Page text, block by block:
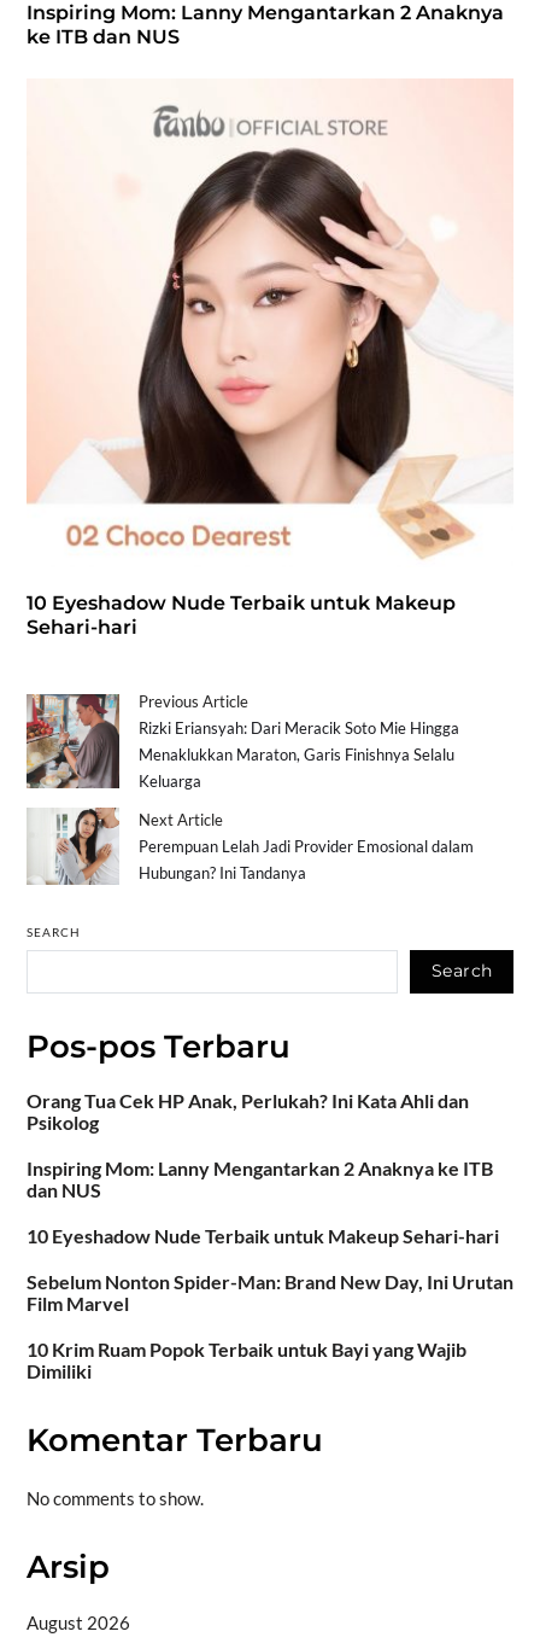
Inspiring Mom: Lanny Mengantarkan 2 Anaknya
ke ITB dan NUS
10 Eyeshadow Nude Terbaik untuk Makeup
Sehari-hari
Previous Article
Rizki Eriansyah: Dari Meracik Soto Mie Hingga
Menaklukkan Maraton, Garis Finishnya Selalu
Keluarga
Next Article
Perempuan Lelah Jadi Provider Emosional dalam
Hubungan? Ini Tandanya
SEARCH
Search
Pos-pos Terbaru
Orang Tua Cek HP Anak, Perlukah? Ini Kata Ahli dan
Psikolog
Inspiring Mom: Lanny Mengantarkan 2 Anaknya ke ITB
dan NUS
10 Eyeshadow Nude Terbaik untuk Makeup Sehari-hari
Sebelum Nonton Spider-Man: Brand New Day, Ini Urutan
Film Marvel
10 Krim Ruam Popok Terbaik untuk Bayi yang Wajib
Dimiliki
Komentar Terbaru
No comments to show.
Arsip
August 2026